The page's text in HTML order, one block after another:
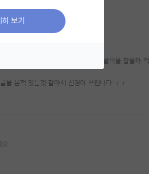
대학원을 졸업해도 학부 대학이 발목을 잡을까 걱
을 본적 있는것 같아서 신경이 쓰입니다 ㅜㅜ
보기